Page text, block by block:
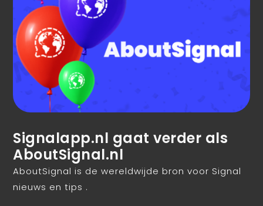
Signalapp.nl gaat verder als
AboutSignal.nl
AboutSignal is de wereldwijde bron voor Signal
nieuws en tips .